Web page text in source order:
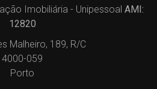
Imobiliária - Unipessoal AMI:
12820
Malheiro, 189, R/C
4000-059
Porto